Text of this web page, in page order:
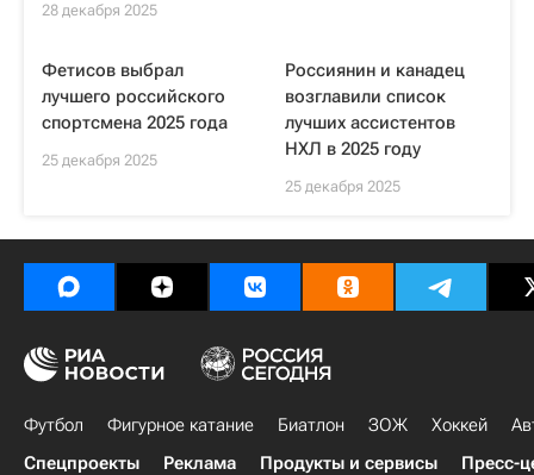
28 декабря 2025
Фетисов выбрал
лучшего российского
спортсмена 2025 года
25 декабря 2025
Россиянин и канадец
возглавили список
лучших ассистентов
НХЛ в 2025 году
25 декабря 2025
Футбол Фигурное катание Биатлон ЗОЖ Хоккей
Спецпроекты
Реклама Продукты и сервисы Пресс-